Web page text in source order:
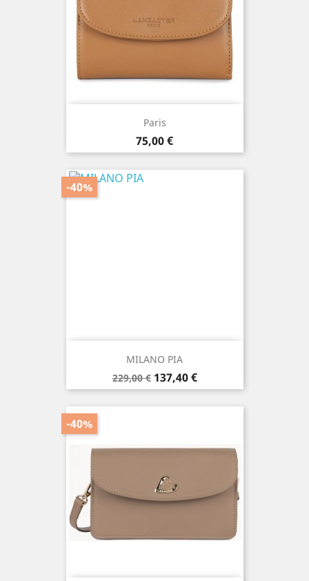
Paris
Prix
75,00 €
MILANO PIA
Prix
de
base
229,00 €
-40%
Prix
137,40 €
-40%